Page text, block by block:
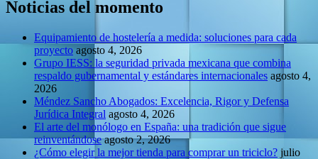
Noticias del momento
Equipamiento de hostelería a medida: soluciones para cada
proyecto agosto 4, 2026
Grupo IESS: la seguridad privada mexicana que combina
respaldo gubernamental y estándares internacionales agosto 4,
2026
Méndez Sancho Abogados: Excelencia, Rigor y Defensa
Jurídica Integral agosto 4, 2026
El arte del monólogo en España: una tradición que sigue
reinventándose agosto 2, 2026
¿Cómo elegir la mejor tienda para comprar un triciclo? julio